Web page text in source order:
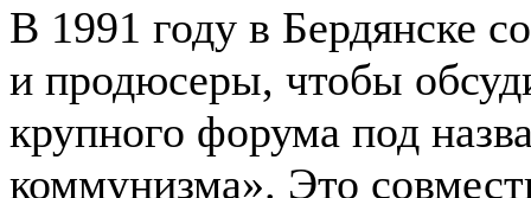
В 1991 году в Бердянске
и продюсеры, чтобы
крупного форума под
коммунизма». Это